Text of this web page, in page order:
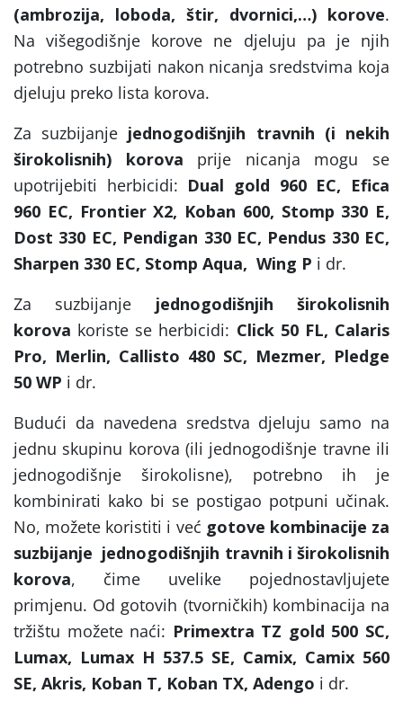
(ambrozija, loboda, štir, dvornici,…) korove.
Na višegodišnje korove ne djeluju pa je njih
potrebno suzbijati nakon nicanja sredstvima koja
djeluju preko lista korova.
Za suzbijanje jednogodišnjih travnih (i nekih
širokolisnih) korova prije nicanja mogu se
upotrijebiti herbicidi: Dual gold 960 EC, Efica
960 EC, Frontier X2, Koban 600, Stomp 330 E,
Dost 330 EC, Pendigan 330 EC, Pendus 330 EC,
Sharpen 330 EC, Stomp Aqua, Wing P i dr.
Za suzbijanje jednogodišnjih širokolisnih
korova koriste se herbicidi: Click 50 FL, Calaris
Pro, Merlin, Callisto 480 SC, Mezmer, Pledge
50 WP i dr.
Budući da navedena sredstva djeluju samo na
jednu skupinu korova (ili jednogodišnje travne ili
jednogodišnje širokolisne), potrebno ih je
kombinirati kako bi se postigao potpuni učinak.
No, možete koristiti i već gotove kombinacije za
suzbijanje jednogodišnjih travnih i širokolisnih
korova, čime uvelike pojednostavljujete
primjenu. Od gotovih (tvorničkih) kombinacija na
tržištu možete naći: Primextra TZ gold 500 SC,
Lumax, Lumax H 537.5 SE, Camix, Camix 560
SE, Akris, Koban T, Koban TX, Adengo i dr.